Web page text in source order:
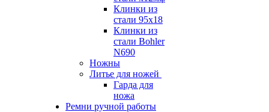
Клинки из
стали 95х18
Клинки из
стали Bohler
N690
Ножны
Литье для ножей
Гарда для
ножа
Ремни ручной работы